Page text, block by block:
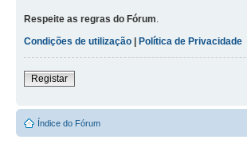
Respeite as regras do Fórum
Condições de utilização | Política de Privacidade
Registar
Índice do Fórum